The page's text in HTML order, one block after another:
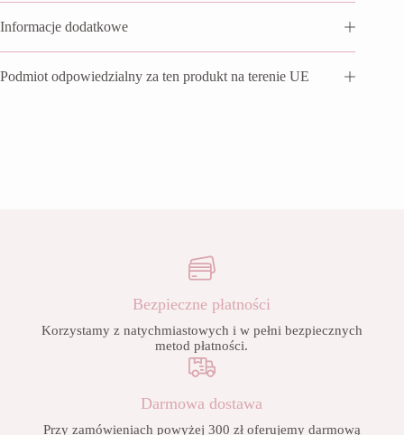
Informacje dodatkowe
Podmiot odpowiedzialny za ten produkt na terenie UE
Bezpieczne płatności
Korzystamy z natychmiastowych i w pełni bezpiecznych
metod płatności.
Darmowa dostawa
Przy zamówieniach powyżej 300 zł oferujemy darmową